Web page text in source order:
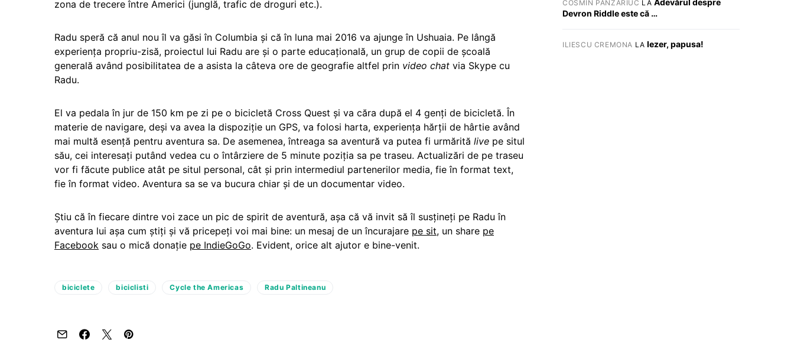
zona de trecere între Americi (junglă, trafic de droguri etc.).
Radu speră că anul nou îl va găsi în Columbia și că în luna mai 2016 va ajunge în Ushuaia. Pe lângă
experiența propriu-zisă, proiectul lui Radu are și o parte educațională, un grup de copii de școală
generală având posibilitatea de a asista la câteva ore de geografie altfel prin video chat via Skype cu
Radu.
El va pedala în jur de 150 km pe zi pe o bicicletă Cross Quest și va căra după el 4 genți de bicicletă. În
materie de navigare, deși va avea la dispoziție un GPS, va folosi harta, experiența hărții de hârtie având
mai multă esență pentru aventura sa. De asemenea, întreaga sa aventură va putea fi urmărită live pe situl
său, cei interesați putând vedea cu o întârziere de 5 minute poziția sa pe traseu. Actualizări de pe traseu
vor fi făcute publice atât pe situl personal, cât și prin intermediul partenerilor media, fie în format text,
fie în format video. Aventura sa se va bucura chiar și de un documentar video.
Știu că în fiecare dintre voi zace un pic de spirit de aventură, așa că vă invit să îl susțineți pe Radu în
aventura lui așa cum știți și vă pricepeți voi mai bine: un mesaj de un încurajare pe sit, un share pe
Facebook sau o mică donație pe IndieGoGo. Evident, orice alt ajutor e bine-venit.
biciclete biciclisti Cycle the Americas Radu Paltineanu
COSMIN PANZARIUC LA Adevărul despre
Devron Riddle este că …
ILIESCU CREMONA LA Iezer, papusa!